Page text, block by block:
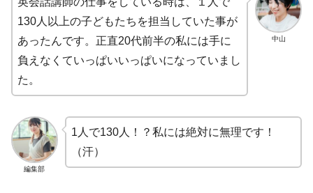
中山
130人以上の子どもたちを担当していた事が
あったんです。正直20代前半の私には手に
負えなくていっぱいいっぱいになっていまし
た。
編集部
1人で130人！？私には絶対に無理です！
（汗）